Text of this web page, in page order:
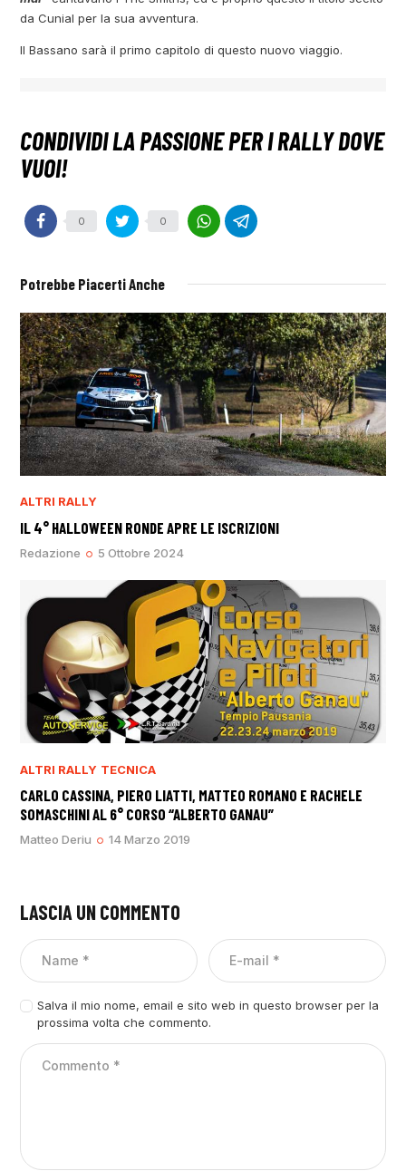
da Cunial per la sua avventura.
Il Bassano sarà il primo capitolo di questo nuovo viaggio.
0 0
Potrebbe Piacerti Anche
ALTRI RALLY
IL 4° HALLOWEEN RONDE APRE LE ISCRIZIONI
Redazione 5 Ottobre 2024
ALTRI RALLY TECNICA
CARLO CASSINA, PIERO LIATTI, MATTEO ROMANO E RACHELE
SOMASCHINI AL 6° CORSO “ALBERTO GANAU”
Matteo Deriu 14 Marzo 2019
LASCIA UN COMMENTO
Salva il mio nome, email e sito web in questo browser per la
prossima volta che commento.